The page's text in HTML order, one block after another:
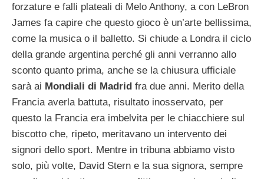
forzature e falli plateali di Melo Anthony, a con LeBron
James fa capire che questo gioco è un’arte bellissima,
come la musica o il balletto. Si chiude a Londra il ciclo
della grande argentina perché gli anni verranno allo
sconto quanto prima, anche se la chiusura ufficiale
sarà ai Mondiali di Madrid fra due anni. Merito della
Francia averla battuta, risultato inosservato, per
questo la Francia era imbelvita per le chiacchiere sul
biscotto che, ripeto, meritavano un intervento dei
signori dello sport. Mentre in tribuna abbiamo visto
solo, più volte, David Stern e la sua signora, sempre